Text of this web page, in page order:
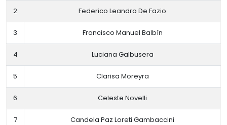
2 Federico Leandro De Fazio
3 Francisco Manuel Balbín
4 Luciana Galbusera
5 Clarisa Moreyra
6 Celeste Novelli
7 Candela Paz Loreti Gambaccini